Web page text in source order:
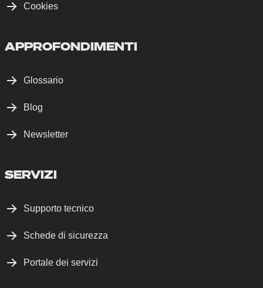
Cookies
APPROFONDIMENTI
Glossario
Blog
Newsletter
SERVIZI
Supporto tecnico
Schede di sicurezza
Portale dei servizi